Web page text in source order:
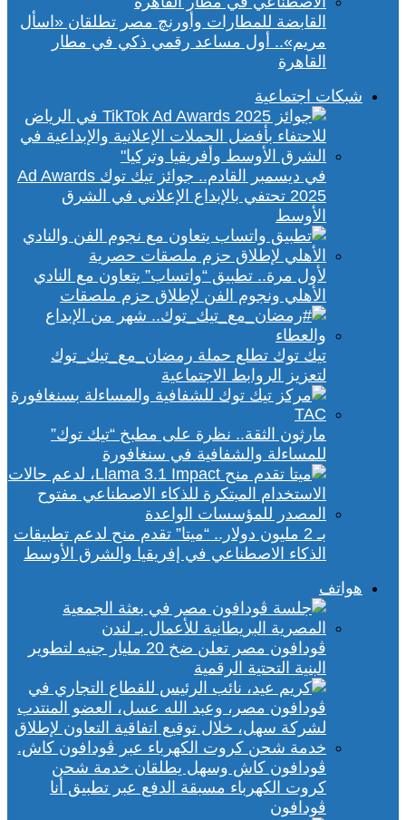
القابضة للمطارات وأورنچ مصر تطلقان «اسأل
مريم».. أول مساعد رقمي ذكي في مطار
القاهرة
شبكات اجتماعية
في ديسمبر القادم.. جوائز تيك توك Ad Awards
2025 تحتفي بالإبداع الإعلاني في الشرق
الأوسط
لأول مرة.. تطبيق “واتساب” يتعاون مع النادي
الأهلي ونجوم الفن لإطلاق حزم ملصقات
تيك توك تطلع حملة رمضان_مع_تيك_توك
لتعزيز الروابط الاجتماعية
مارثون الثقة.. نظرة على مطبخ “تيك توك”
للمساءلة والشفافية في سنغافورة
بـ 2 مليون دولار.. “ميتا” تقدم منح لدعم تطبيقات
الذكاء الاصطناعي في إفريقيا والشرق الأوسط
هواتف
ڤودافون مصر تعلن ضخ 20 مليار جنيه لتطوير
البنية التحتية الرقمية
ڤودافون كاش وسهل يطلقان خدمة شحن
كروت الكهرباء مسبقة الدفع عبر تطبيق أنا
ڤودافون